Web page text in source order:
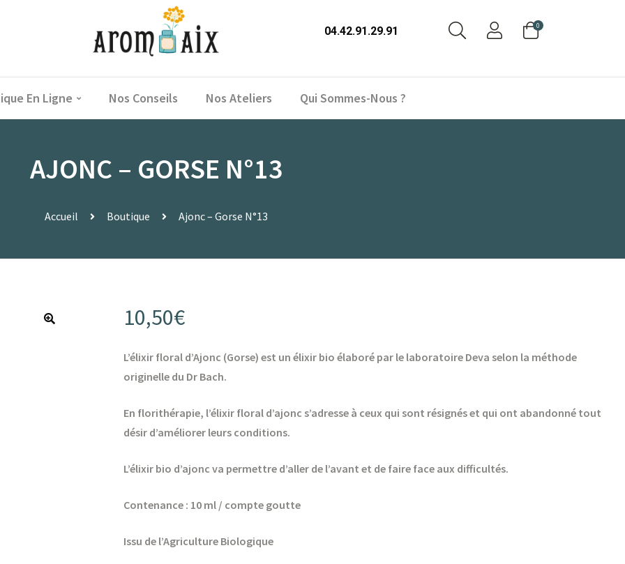
04.42.91.29.91 0
En Ligne Nos Conseils Nos Ateliers Qui Sommes-Nous ?
AJONC – GORSE N°13
Accueil Boutique Ajonc – Gorse N°13
10,50€
L’élixir floral d’Ajonc (Gorse) est un élixir bio élaboré par le laboratoire Deva selon la méthode
originelle du Dr Bach.
En florithérapie, l’élixir floral d’ajonc s’adresse à ceux qui sont résignés et qui ont abandonné tout
désir d’améliorer leurs conditions.
L’élixir bio d’ajonc va permettre d’aller de l’avant et de faire face aux difficultés.
Contenance : 10 ml / compte goutte
Issu de l’Agriculture Biologique